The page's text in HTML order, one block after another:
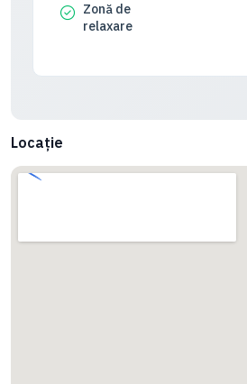
Zonă de
relaxare
Locație